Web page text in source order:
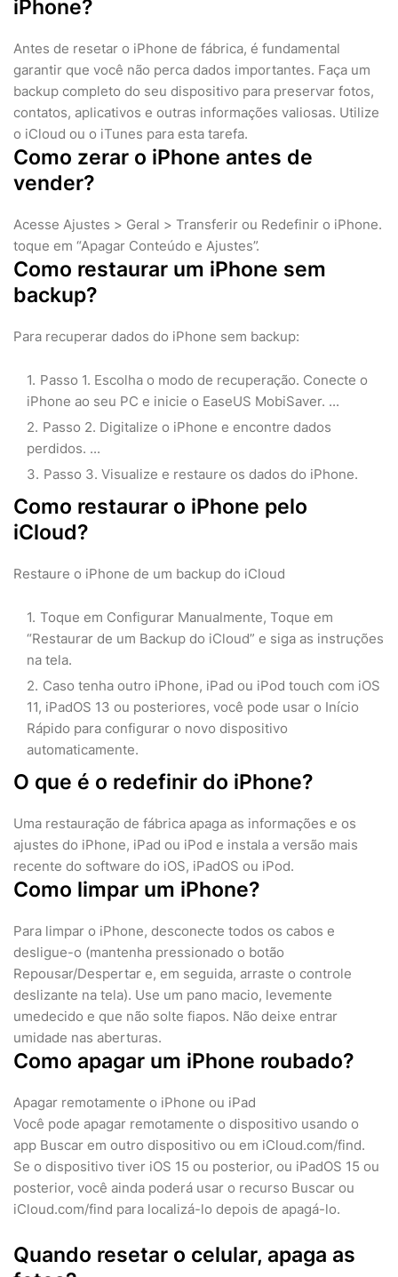
iPhone?
Antes de resetar o iPhone de fábrica, é fundamental
garantir que você não perca dados importantes. Faça um
backup completo do seu dispositivo para preservar fotos,
contatos, aplicativos e outras informações valiosas. Utilize
o iCloud ou o iTunes para esta tarefa.
Como zerar o iPhone antes de
vender?
Acesse Ajustes > Geral > Transferir ou Redefinir o iPhone.
toque em “Apagar Conteúdo e Ajustes”.
Como restaurar um iPhone sem
backup?
Para recuperar dados do iPhone sem backup:
Passo 1. Escolha o modo de recuperação. Conecte o
iPhone ao seu PC e inicie o EaseUS MobiSaver. ...
Passo 2. Digitalize o iPhone e encontre dados
perdidos. ...
Passo 3. Visualize e restaure os dados do iPhone.
Como restaurar o iPhone pelo
iCloud?
Restaure o iPhone de um backup do iCloud
Toque em Configurar Manualmente, Toque em
“Restaurar de um Backup do iCloud” e siga as instruções
na tela.
Caso tenha outro iPhone, iPad ou iPod touch com iOS
11, iPadOS 13 ou posteriores, você pode usar o Início
Rápido para configurar o novo dispositivo
automaticamente.
O que é o redefinir do iPhone?
Uma restauração de fábrica apaga as informações e os
ajustes do iPhone, iPad ou iPod e instala a versão mais
recente do software do iOS, iPadOS ou iPod.
Como limpar um iPhone?
Para limpar o iPhone, desconecte todos os cabos e
desligue-o (mantenha pressionado o botão
Repousar/Despertar e, em seguida, arraste o controle
deslizante na tela). Use um pano macio, levemente
umedecido e que não solte fiapos. Não deixe entrar
umidade nas aberturas.
Como apagar um iPhone roubado?
Apagar remotamente o iPhone ou iPad
Você pode apagar remotamente o dispositivo usando o
app Buscar em outro dispositivo ou em iCloud.com/find.
Se o dispositivo tiver iOS 15 ou posterior, ou iPadOS 15 ou
posterior, você ainda poderá usar o recurso Buscar ou
iCloud.com/find para localizá-lo depois de apagá-lo.
Quando resetar o celular, apaga as